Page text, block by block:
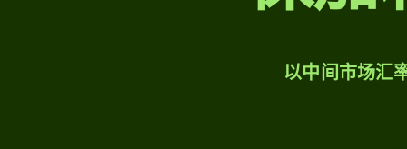
以中间市场汇